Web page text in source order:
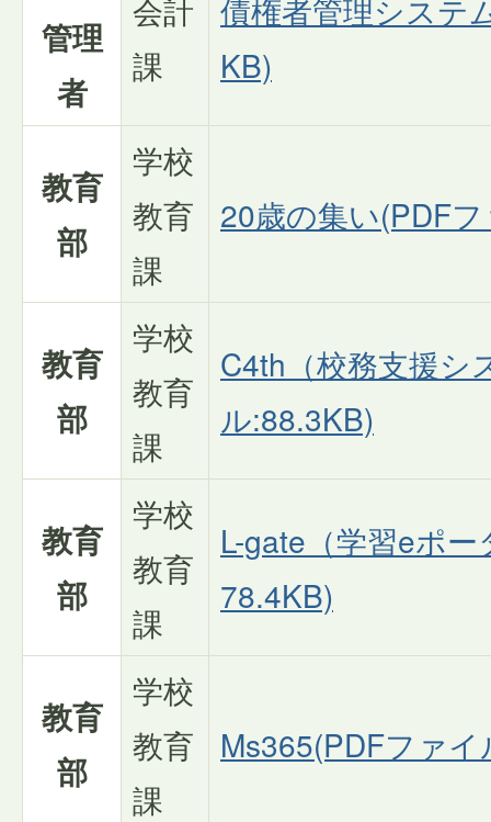
管理
者
会計
課
債権者管理システ
KB)
教育
部
学校
教育
課
20歳の集い(PDF
教育
部
学校
教育
課
C4th（校務支援シ
ル:88.3KB)
教育
部
学校
教育
課
L-gate（学習eポ
78.4KB)
教育
部
学校
教育
課
Ms365(PDFファ